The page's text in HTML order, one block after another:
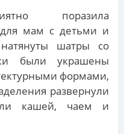
поразила
для мам с детьми и
шатры со
были украшены
формами,
развернули
кашей, чаем и